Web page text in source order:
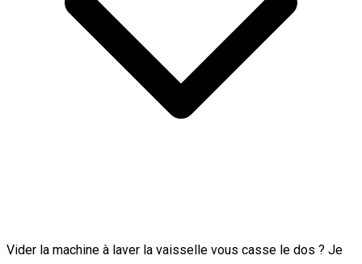
Vider la machine à laver la vaisselle vous casse le dos ? Je